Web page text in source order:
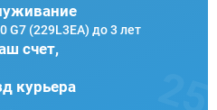
G7 (229L3EA) до 3 лет
счет,
курьера